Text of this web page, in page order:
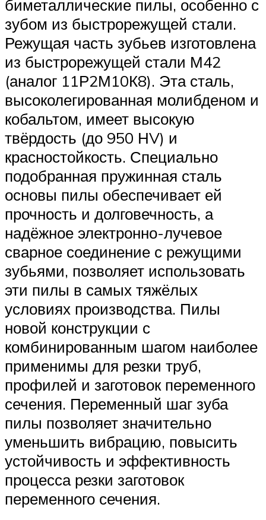
биметаллические пилы, особенно с
зубом из быстрорежущей стали.
Режущая часть зубьев изготовлена
из быстрорежущей стали М42
(аналог 11Р2М10К8). Эта сталь,
высоколегированная молибденом и
кобальтом, имеет высокую
твёрдость (до 950 НV) и
красностойкость. Специально
подобранная пружинная сталь
основы пилы обеспечивает ей
прочность и долговечность, а
надёжное электронно-лучевое
сварное соединение с режущими
зубьями, позволяет использовать
эти пилы в самых тяжёлых
условиях производства. Пилы
новой конструкции с
комбинированным шагом наиболее
применимы для резки труб,
профилей и заготовок переменного
сечения. Переменный шаг зуба
пилы позволяет значительно
уменьшить вибрацию, повысить
устойчивость и эффективность
процесса резки заготовок
переменного сечения.